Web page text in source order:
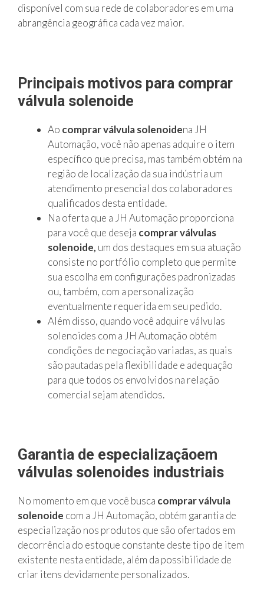
disponível com sua rede de colaboradores em uma
abrangência geográfica cada vez maior.
Principais motivos para comprar
válvula solenoide
Ao comprar válvula solenoidena JH
Automação, você não apenas adquire o item
específico que precisa, mas também obtém na
região de localização da sua indústria um
atendimento presencial dos colaboradores
qualificados desta entidade.
Na oferta que a JH Automação proporciona
para você que deseja comprar válvulas
solenoide, um dos destaques em sua atuação
consiste no portfólio completo que permite
sua escolha em configurações padronizadas
ou, também, com a personalização
eventualmente requerida em seu pedido.
Além disso, quando você adquire válvulas
solenoides com a JH Automação obtém
condições de negociação variadas, as quais
são pautadas pela flexibilidade e adequação
para que todos os envolvidos na relação
comercial sejam atendidos.
Garantia de especializaçãoem
válvulas solenoides industriais
No momento em que você busca comprar válvula
solenoide com a JH Automação, obtém garantia de
especialização nos produtos que são ofertados em
decorrência do estoque constante deste tipo de item
existente nesta entidade, além da possibilidade de
criar itens devidamente personalizados.